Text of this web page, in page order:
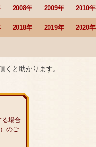
2008年 2009年 2010年
2018年 2019年 2020年
と助かります。
る場合
のご